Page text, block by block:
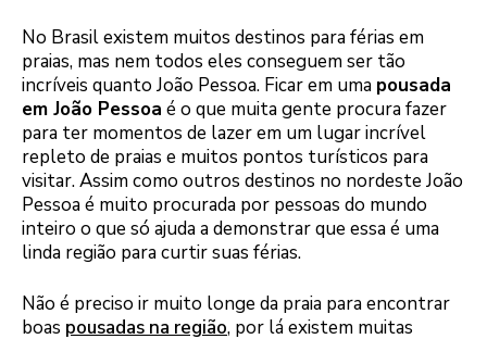
No Brasil existem muitos destinos para férias em
praias, mas nem todos eles conseguem ser tão
incríveis quanto João Pessoa. Ficar em uma pousada
em João Pessoa é o que muita gente procura fazer
para ter momentos de lazer em um lugar incrível
repleto de praias e muitos pontos turísticos para
visitar. Assim como outros destinos no nordeste João
Pessoa é muito procurada por pessoas do mundo
inteiro o que só ajuda a demonstrar que essa é uma
linda região para curtir suas férias.
Não é preciso ir muito longe da praia para encontrar
boas pousadas na região, por lá existem muitas